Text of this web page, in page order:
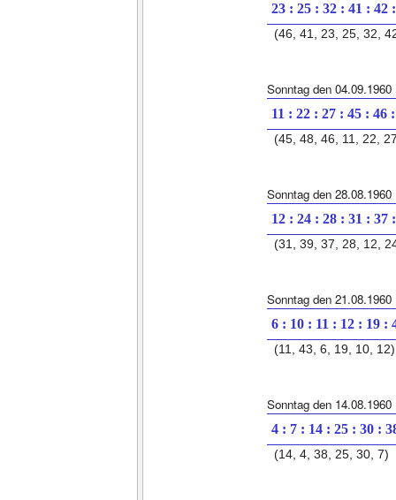
23 : 25 : 32 : 41 : 42
(46, 41, 23, 25, 32,
Sonntag den 04.09.1960
11 : 22 : 27 : 45 : 46
(45, 48, 46, 11, 22,
Sonntag den 28.08.1960
12 : 24 : 28 : 31 : 37
(31, 39, 37, 28, 12,
Sonntag den 21.08.1960
6 : 10 : 11 : 12 : 19 :
(11, 43, 6, 19, 10, 12)
Sonntag den 14.08.1960
4 : 7 : 14 : 25 : 30 :
(14, 4, 38, 25, 30, 7)